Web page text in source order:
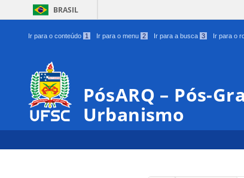
BRASIL
Ir para o conteúdo 1 Ir para o menu 2 Ir para a busca 3 Ir para o
PósARQ – Pós-
Urbanismo